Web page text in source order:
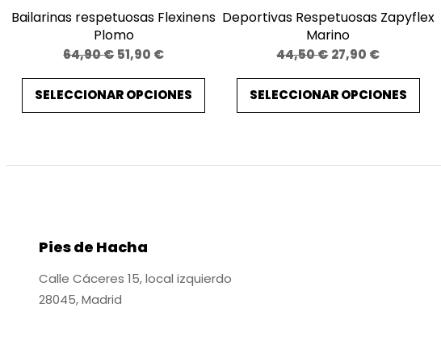
r
a
t
Bailarinas respetuosas Flexinens
Plomo
64,90€ El
precio
original
era:
51,90 €El
precio
actual
es:
SELECCIONAR OPCIONES
Deportivas Respetuosas Zapyflex
Marino
44,50€ El
precio
original
era:
27,90 €El
precio
actual
es:
SELECCIONAR OPCIONES
Pies de Hacha
Calle Cáceres 15, local izquierdo
28045, Madrid